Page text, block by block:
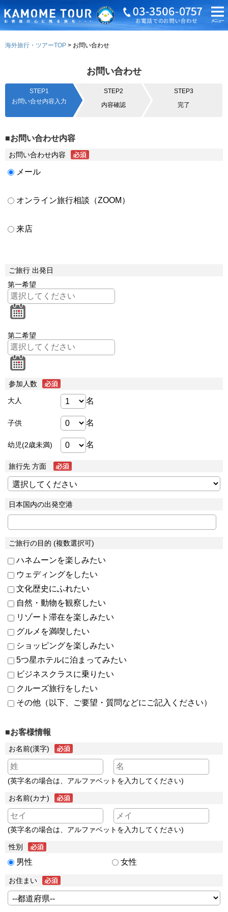
海外旅行・ツアーTOP お問い合わせ
お問い合わせ
STEP1
お問い合せ内容入力
STEP2
内容確認
STEP3
完了
■お問い合わせ内容
お問い合わせ内容
メール
オンライン旅行相談（ZOOM）
来店
ご旅行 出発日
第一希望
第二希望
参加人数
大人 名
子供 名
幼児(2歳未満) 名
旅行先 方面
日本国内の出発空港
ご旅行の目的 (複数選択可)
ハネムーンを楽しみたい
ウェディングをしたい
文化歴史にふれたい
自然・動物を観察したい
リゾート滞在を楽しみたい
グルメを満喫したい
ショッピングを楽しみたい
5つ星ホテルに泊まってみたい
ビジネスクラスに乗りたい
クルーズ旅行をしたい
その他（以下、ご要望・質問などにご記入ください）
■お客様情報
お名前(漢字)
(英字名の場合は、アルファベットを入力してください)
お名前(カナ)
(英字名の場合は、アルファベットを入力してください)
性別
男性 女性
お住まい